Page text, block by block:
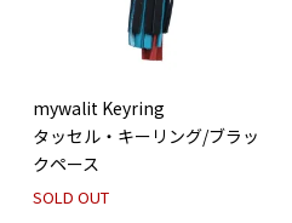
mywalit Keyring
タッセル・キーリング/ブラッ
クペース
SOLD OUT